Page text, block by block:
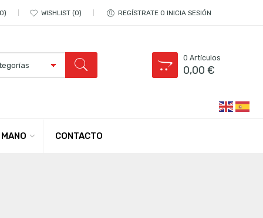
0 WISHLIST 0 REGÍSTRATE O INICIA SESIÓN
0 Artículos
0,00€
CONTACTO